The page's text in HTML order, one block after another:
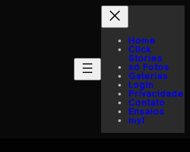
Home
Click
Stories
só Fotos
Galerias
Login
Privacidade
Contato
Ensaios
myI